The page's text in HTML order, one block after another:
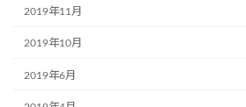
2019年11月
2019年10月
2019年6月